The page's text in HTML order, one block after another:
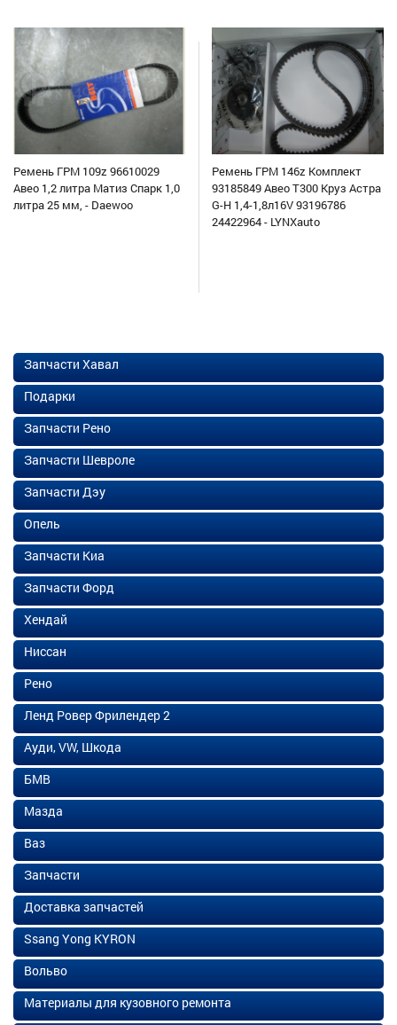
Ремень ГРМ 109z 96610029
Авео 1,2 литра Матиз Спарк 1,0
литра 25 мм, - Daewoo
Ремень ГРМ 146z Комплект
93185849 Авео Т300 Круз Астра
G-H 1,4-1,8л16V 93196786
24422964 - LYNXauto
Запчасти Хавал
Подарки
Запчасти Рено
Запчасти Шевроле
Запчасти Дэу
Опель
Запчасти Киа
Запчасти Форд
Хендай
Ниссан
Рено
Ленд Ровер Фрилендер 2
Ауди, VW, Шкода
БМВ
Мазда
Ваз
Запчасти
Доставка запчастей
Ssang Yong KYRON
Вольво
Материалы для кузовного ремонта